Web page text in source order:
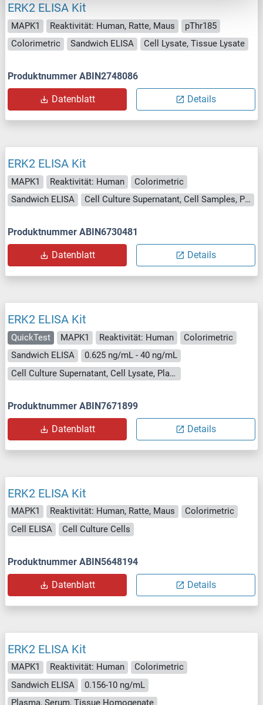
ERK2 ELISA Kit
MAPK1 Reaktivität: Human, Ratte, Maus
pThr185
Colorimetric
Sandwich ELISA Cell Lysate, Tissue Lysate
Produktnummer ABIN2748086
Datenblatt Details
ERK2 ELISA Kit
MAPK1 Reaktivität: Human
Colorimetric
Sandwich ELISA
Cell Culture Supernatant, Cell Samples, Plasma, Serum, Tissue Lysate
Produktnummer ABIN6730481
Datenblatt Details
ERK2 ELISA Kit
QuickTest MAPK1 Reaktivität: Human
Colorimetric
Sandwich ELISA
0.625 ng/mL - 40 ng/mL
Cell Culture Supernatant, Cell Lysate, Plasma, Serum, Tissue Lysate
Produktnummer ABIN7671899
Datenblatt Details
ERK2 ELISA Kit
MAPK1 Reaktivität: Human, Ratte, Maus
Colorimetric
Cell ELISA
Cell Culture Cells
Produktnummer ABIN5648194
Datenblatt Details
ERK2 ELISA Kit
MAPK1 Reaktivität: Human
Colorimetric
Sandwich ELISA
0.156-10 ng/mL